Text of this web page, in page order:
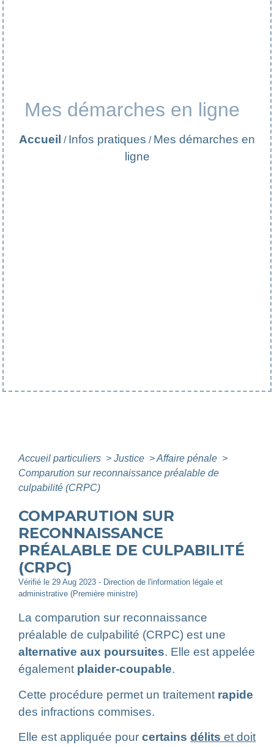
Mes démarches en ligne
Accueil / Infos pratiques / Mes démarches en
ligne
Accueil particuliers > Justice >Affaire pénale >
Comparution sur reconnaissance préalable de
culpabilité (CRPC)
COMPARUTION SUR
RECONNAISSANCE
PRÉALABLE DE CULPABILITÉ
(CRPC)
Vérifié le 29 Aug 2023 - Direction de l'information légale et
administrative (Première ministre)
La comparution sur reconnaissance
préalable de culpabilité (CRPC) est une
alternative aux poursuites. Elle est appelée
également plaider-coupable.
Cette procédure permet un traitement rapide
des infractions commises.
Elle est appliquée pour certains délits et doit